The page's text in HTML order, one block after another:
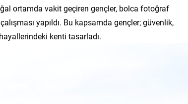
ortamda vakit geçiren gençler, bolca fotoğraf
yapıldı. Bu kapsamda gençler; güvenlik,
kenti tasarladı.